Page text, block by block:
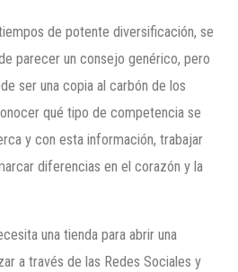
de potente diversificación, se
parecer un consejo genérico, pero
ser una copia al carbón de los
qué tipo de competencia se
y con esta información, trabajar
diferencias en el corazón y la
una tienda para abrir una
a través de las Redes Sociales y